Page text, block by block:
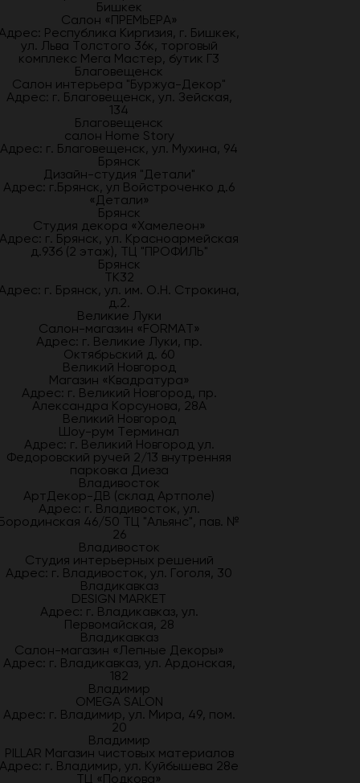
Бишкек
Салон «ПРЕМЬЕРА»
Республика Киргизия, г. Бишкек,
ул. Льва Толстого 36к, торговый
комплекс Мега Мастер, бутик Г3
Благовещенск
Салон интерьера "Буржуа-Декор"
Адрес: г. Благовещенск, ул. Зейская,
134
Благовещенск
салон Home Story
Адрес: г. Благовещенск, ул. Мухина, 94
Брянск
Дизайн-студия "Детали"
Адрес: г.Брянск, ул Войстроченко д.6
«Детали»
Брянск
Студия декора «Хамелеон»
Адрес: г. Брянск, ул. Красноармейская
д.93б (2 этаж), ТЦ "ПРОФИЛЬ"
Брянск
ТК32
г. Брянск, ул. им. О.Н. Строкина,
д.2.
Великие Луки
Салон-магазин «FORMAT»
Адрес: г. Великие Луки, пр.
Октябрьский д. 60
Великий Новгород
Магазин «Квадратура»
Адрес: г. Великий Новгород, пр.
Александра Корсунова, 28А
Великий Новгород
Шоу-рум Терминал
Адрес: г. Великий Новгород ул.
Федоровский ручей 2/13 внутренняя
парковка Диеза
Владивосток
АртДекор-ДВ (склад Артполе)
Адрес: г. Владивосток, ул.
46/50 ТЦ "Альянс", пав. №
26
Владивосток
Студия интерьерных решений
Адрес: г. Владивосток, ул. Гоголя, 30
Владикавказ
DESIGN MARKET
Адрес: г. Владикавказ, ул.
Первомайская, 28
Владикавказ
Салон-магазин «Лепные Декоры»
Адрес: г. Владикавказ, ул. Ардонская,
182
Владимир
OMEGA SALON
Адрес: г. Владимир, ул. Мира, 49, пом.
20
Владимир
PILLAR Магазин чистовых материалов
Адрес: г. Владимир, ул. Куйбышева 28е
ТЦ «Подкова»